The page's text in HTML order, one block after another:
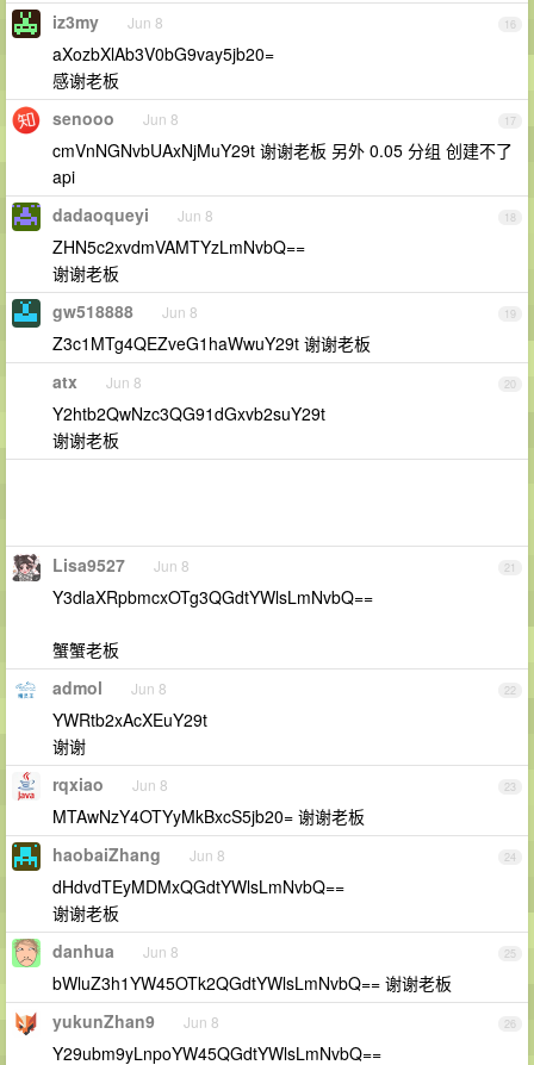
16
iz3my Jun 8
aXozbXlAb3V0bG9vay5jb20=
感谢老板
17
senooo Jun 8
cmVnNGNvbUAxNjMuY29t 谢谢老板 另外 0.05 分组 创建不了
api
18
dadaoqueyi Jun 8
ZHN5c2xvdmVAMTYzLmNvbQ==
谢谢老板
19
gw518888 Jun 8
Z3c1MTg4QEZveG1haWwuY29t 谢谢老板
20
atx Jun 8
Y2htb2QwNzc3QG91dGxvb2suY29t
谢谢老板
21
Lisa9527 Jun 8
Y3dlaXRpbmcxOTg3QGdtYWlsLmNvbQ==
蟹蟹老板
22
admol Jun 8
YWRtb2xAcXEuY29t
谢谢
23
rqxiao Jun 8
MTAwNzY4OTYyMkBxcS5jb20= 谢谢老板
24
haobaiZhang Jun 8
dHdvdTEyMDMxQGdtYWlsLmNvbQ==
谢谢老板
25
danhua Jun 8
bWluZ3h1YW45OTk2QGdtYWlsLmNvbQ== 谢谢老板
26
yukunZhan9 Jun 8
Y29ubm9yLnpoYW45QGdtYWlsLmNvbQ==